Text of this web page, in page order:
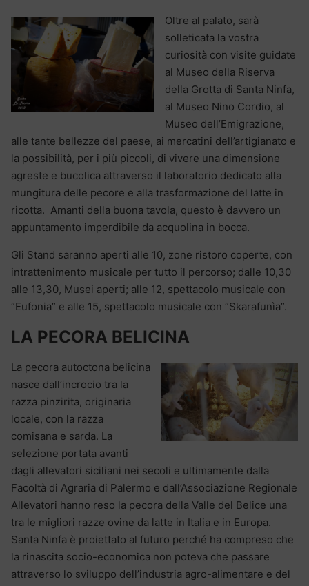
Oltre al palato, sarà
solleticata la vostra
curiosità con visite guidate
al Museo della Riserva
della Grotta di Santa Ninfa,
al Museo Nino Cordio, al
Museo dell’Emigrazione,
alle tante bellezze del paese, ai mercatini dell’artigianato e
la possibilità, per i più piccoli, di vivere una dimensione
agreste e bucolica attraverso il laboratorio dedicato alla
mungitura delle pecore e alla trasformazione del latte in
ricotta. Amanti della buona tavola, questo è davvero un
appuntamento imperdibile da acquolina in bocca.
Gli Stand saranno aperti alle 10, zone ristoro coperte, con
intrattenimento musicale per tutto il percorso; dalle 10,30
alle 13,30, Musei aperti; alle 12, spettacolo musicale con
“Eufonia” e alle 15, spettacolo musicale con “Skarafunìa”.
LA PECORA BELICINA
La pecora autoctona belicina
nasce dall’incrocio tra la
razza pinzirita, originaria
locale, con la razza
comisana e sarda. La
selezione portata avanti
dagli allevatori siciliani nei secoli e ultimamente dalla
Facoltà di Agraria di Palermo e dall’Associazione Regionale
Allevatori hanno reso la pecora della Valle del Belice una
tra le migliori razze ovine da latte in Italia e in Europa.
Santa Ninfa è proiettato al futuro perché ha compreso che
la rinascita socio-economica non poteva che passare
attraverso lo sviluppo dell’industria agro-alimentare e del